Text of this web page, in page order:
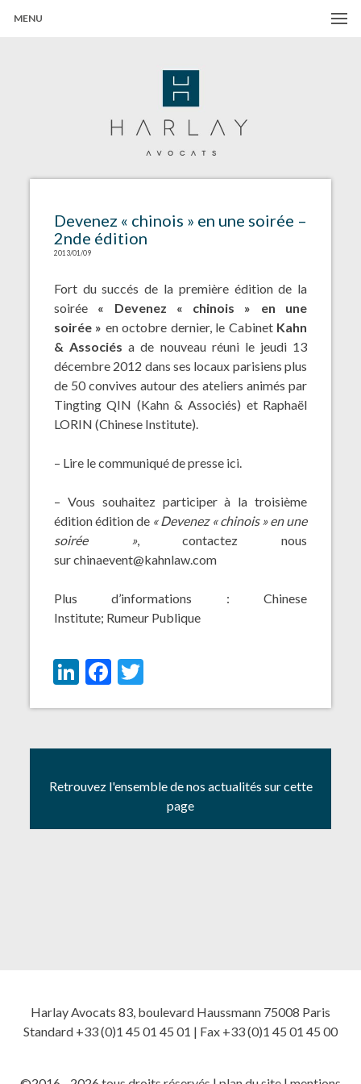
MENU
Devenez « chinois » en une soirée –
2nde édition
2013/01/09
Fort du succés de la première édition de la
soirée « Devenez « chinois » en une
soirée » en octobre dernier, le Cabinet Kahn
& Associés a de nouveau réuni le jeudi 13
décembre 2012 dans ses locaux parisiens plus
de 50 convives autour des ateliers animés par
Tingting QIN (Kahn & Associés) et Raphaël
LORIN (Chinese Institute).
– Lire le communiqué de presse ici.
– Vous souhaitez participer à la troisième
édition édition de « Devenez « chinois » en une
soirée », contactez nous
sur chinaevent@kahnlaw.com
Plus d’informations :Chinese
Institute; Rumeur Publique
LinkedIn
Facebook
Twitter
Retrouvez l'ensemble de nos actualités sur cette
page
Harlay Avocats 83, boulevard Haussmann 75008 Paris
Standard +33 (0)1 45 01 45 01 | Fax +33 (0)1 45 01 45 00